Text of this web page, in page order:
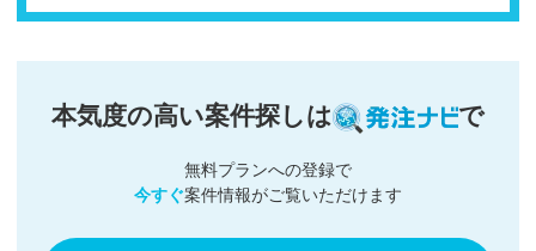
本気度の高い案件探しは で
無料プランへの登録で
今すぐ案件情報がご覧いただけます